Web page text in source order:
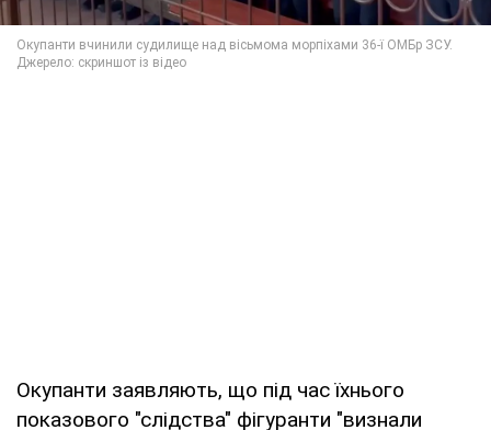
Окупанти заявляють, що під час їхнього
показового "слідства" фігуранти "визнали